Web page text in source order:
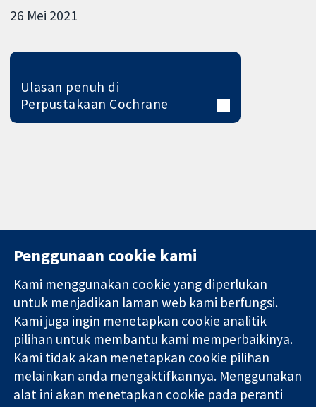
26 Mei 2021
Ulasan penuh di
Perpustakaan Cochrane
Bukti yang
dipercayai.
keputusan
termaklum
Kesihatan yang
lebih baik
11-13 Cavendish
Square
London
W1G 0AN
United Kingdom
Hubungi kita
Berita
Pejabat
akhbar
Perihal Kami
Pekerjaan
Cochrane
Library
Penggunaan cookie kami
Kami menggunakan cookie yang diperlukan
untuk menjadikan laman web kami berfungsi.
Kami juga ingin menetapkan cookie analitik
pilihan untuk membantu kami memperbaikinya.
Kami tidak akan menetapkan cookie pilihan
melainkan anda mengaktifkannya. Menggunakan
alat ini akan menetapkan cookie pada peranti